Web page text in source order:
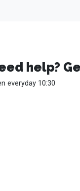
help?
everyday 10:30